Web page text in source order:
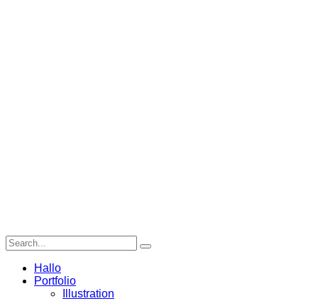
Hallo
Portfolio
Illustration